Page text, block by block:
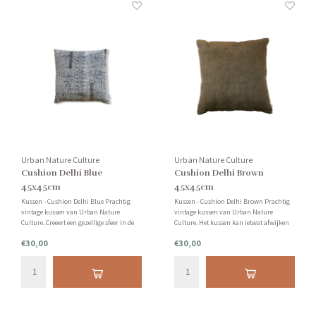
Urban Nature Culture
Cushion Delhi Blue
45x45cm
Kussen - Cushion Delhi Blue Prachtig
vintage kussen van Urban Nature
Culture. Creeert een gezellige sfeer in de
dit kussen? Neem gerust contact met ons
€30,00
Urban Nature Culture
Cushion Delhi Brown
45x45cm
Kussen - Cushion Delhi Brown Prachtig
vintage kussen van Urban Nature
Culture. Het kussen kan ietwat afwijken
ultiem zacht.
€30,00